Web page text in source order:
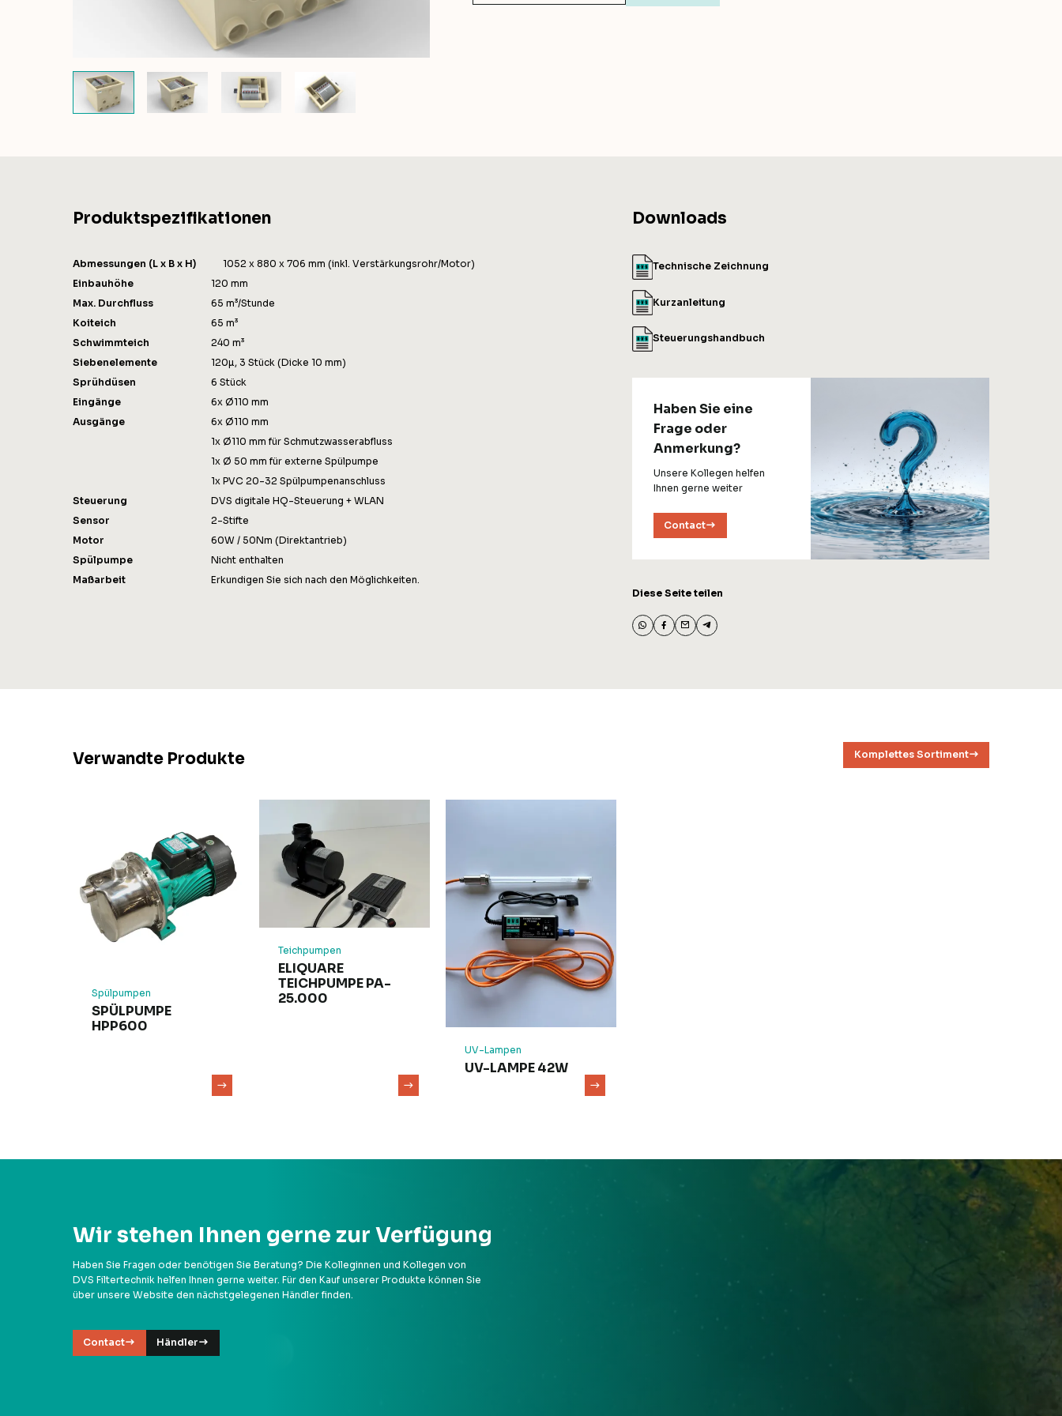
Produktspezifikationen
Abmessungen (L x B x H)
1052 x 880 x 706 mm (inkl. Verstärkungsrohr/Motor)
Einbauhöhe
120 mm
Max. Durchfluss
65 m³/Stunde
Koiteich
65 m³
Schwimmteich
240 m³
Siebenelemente
120µ, 3 Stück (Dicke 10 mm)
Sprühdüsen
6 Stück
Eingänge
6x Ø110 mm
Ausgänge
6x Ø110 mm
1x Ø110 mm für Schmutzwasserabfluss
1x Ø 50 mm für externe Spülpumpe
1x PVC 20-32 Spülpumpenanschluss
Steuerung
DVS digitale HQ-Steuerung + WLAN
Sensor
2-Stifte
Motor
60W / 50Nm (Direktantrieb)
Spülpumpe
Nicht enthalten
Maßarbeit
Erkundigen Sie sich nach den Möglichkeiten.
Downloads
Technische Zeichnung
Kurzanleitung
Steuerungshandbuch
Haben Sie eine
Frage oder
Anmerkung?
Unsere Kollegen helfen
Ihnen gerne weiter
Contact
Diese Seite teilen
Verwandte Produkte Komplettes Sortiment
Spülpumpen
SPÜLPUMPE
HPP600
Teichpumpen
ELIQUARE
TEICHPUMPE PA-
25.000
UV-Lampen
UV-LAMPE 42W
Wir stehen Ihnen gerne zur Verfügung
Haben Sie Fragen oder benötigen Sie Beratung? Die Kolleginnen und Kollegen von
DVS Filtertechnik helfen Ihnen gerne weiter. Für den Kauf unserer Produkte können Sie
über unsere Website den nächstgelegenen Händler finden.
Contact Händler